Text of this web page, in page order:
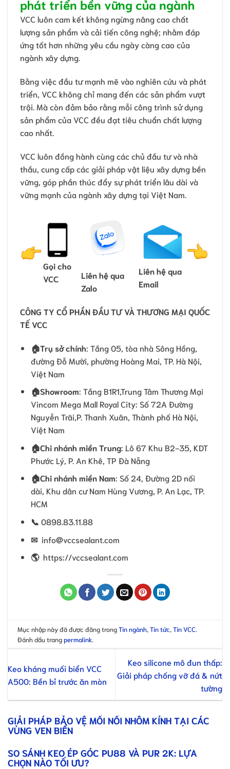
phát triển bền vững của ngành
VCC luôn cam kết không ngừng nâng cao chất
lượng sản phẩm và cải tiến công nghệ; nhằm đáp
ứng tốt hơn những yêu cầu ngày càng cao của
ngành xây dựng.
Bằng việc đầu tư mạnh mẽ vào nghiên cứu và phát
triển, VCC không chỉ mang đến các sản phẩm vượt
trội. Mà còn đảm bảo rằng mỗi công trình sử dụng
sản phẩm của VCC đều đạt tiêu chuẩn chất lượng
cao nhất.
VCC luôn đồng hành cùng các chủ đầu tư và nhà
thầu, cung cấp các giải pháp vật liệu xây dựng bền
vững, góp phần thúc đẩy sự phát triển lâu dài và
vững mạnh của ngành xây dựng tại Việt Nam.
Gọi cho
VCC
Liên hệ qua
Zalo
Liên hệ qua
Email
CÔNG TY CỔ PHẦN ĐẦU TƯ VÀ THƯƠNG MẠI QUỐC
TẾ VCC
🏠Trụ sở chính: Tầng 05, tòa nhà Sông Hồng,
đường Đỗ Mười, phường Hoàng Mai, TP. Hà Nội,
Việt Nam
🏠Showroom: Tầng B1R1,Trung Tâm Thương Mại
Vincom Mega Mall Royal City: Số 72A Đường
Nguyễn Trãi,P. Thanh Xuân, Thành phố Hà Nội,
Việt Nam
🏠Chi nhánh miền Trung: Lô 67 Khu B2-35, KDT
Phước Lý, P. An Khê, TP Đà Nẵng
🏠Chi nhánh miền Nam: Số 24, Đường 2D nối
dài, Khu dân cư Nam Hùng Vương, P. An Lạc, TP.
HCM
📞 0898.83.11.88
✉ info@vccsealant.com
🌎 https://vccsealant.com
Mục nhập này đã được đăng trongTin ngành ,Tin tức ,Tin VCC
Đánh dấu trangpermalink
Keo kháng muối biển VCC
A500: Bền bỉ trước ăn mòn
Keo silicone mô đun thấp:
Giải pháp chống vỡ đá & nứt
tường
GIẢI PHÁP BẢO VỆ MỐI NỐI NHÔM KÍNH TẠI CÁC
VÙNG VEN BIỂN
SO SÁNH KEO ÉP GÓC PU88 VÀ PUR 2K: LỰA
CHỌN NÀO TỐI ƯU?